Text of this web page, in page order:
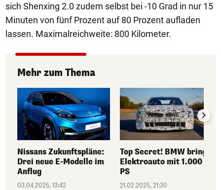
sich Shenxing 2.0 zudem selbst bei -10 Grad in nur 15
Minuten von fünf Prozent auf 80 Prozent aufladen
lassen. Maximalreichweite: 800 Kilometer.
Mehr zum Thema
Nissans Zukunftspläne:
Drei neue E-Modelle im
Anflug
03.04.2025, 13:42
Top Secret! BMW bringt
Elektroauto mit 1.000
PS
21.02.2025, 21:30